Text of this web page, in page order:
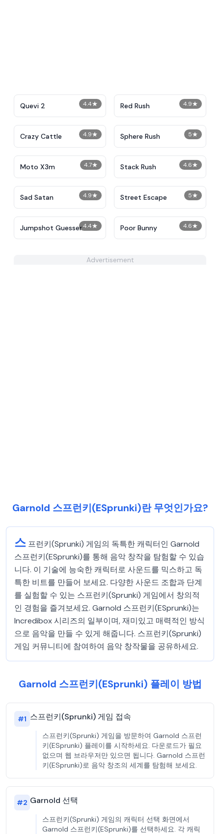
4.4★
Quevi 2 4.9★
Red Rush
4.9★
Crazy Cattle 5★
Sphere Rush
4.7★
Moto X3m 4.6★
Stack Rush
4.9★
Sad Satan 5★
Street Escape
4.4★
Jumpshot Guesser 4.6★
Poor Bunny
Advertisement
Garnold 스프런키(ESprunki)란 무엇인가요?
스 프런키(Sprunki) 게임의 독특한 캐릭터인 Garnold
스프런키(ESprunki)를 통해 음악 창작을 탐험할 수 있습
니다. 이 기술에 능숙한 캐릭터로 사운드를 믹스하고 독
특한 비트를 만들어 보세요. 다양한 사운드 조합과 단계
를 실험할 수 있는 스프런키(Sprunki) 게임에서 창의적
인 경험을 즐겨보세요. Garnold 스프런키(ESprunki)는
Incredibox 시리즈의 일부이며, 재미있고 매력적인 방식
으로 음악을 만들 수 있게 해줍니다. 스프런키(Sprunki)
게임 커뮤니티에 참여하여 음악 창작물을 공유하세요.
Garnold 스프런키(ESprunki) 플레이 방법
#1 스프런키(Sprunki) 게임 접속
스프런키(Sprunki) 게임을 방문하여 Garnold 스프런
키(ESprunki) 플레이를 시작하세요. 다운로드가 필요
없으며 웹 브라우저만 있으면 됩니다. Garnold 스프런
키(ESprunki)로 음악 창조의 세계를 탐험해 보세요.
#2 Garnold 선택
스프런키(Sprunki) 게임의 캐릭터 선택 화면에서
Garnold 스프런키(ESprunki)를 선택하세요. 각 캐릭